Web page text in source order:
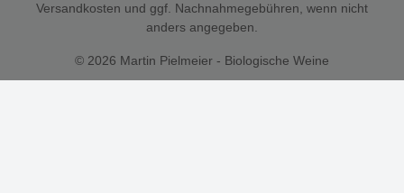
© 2026 Martin Pielmeier - Biologische Weine
Versandkosten und ggf. Nachnahmegebühren, wenn nicht
anders angegeben.